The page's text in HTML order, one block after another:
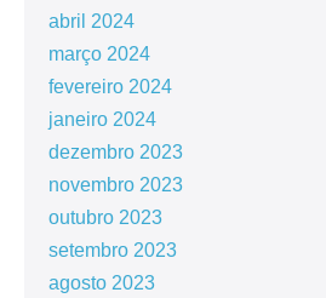
abril 2024
março 2024
fevereiro 2024
janeiro 2024
dezembro 2023
novembro 2023
outubro 2023
setembro 2023
agosto 2023